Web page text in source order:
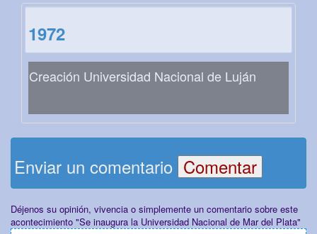
1972
Creación Universidad Nacional de Luján
Enviar un comentario
Déjenos su opinión, vivencia o simplemente un comentario sobre este
acontecimiento "Se inaugura la Universidad Nacional de Mar del Plata"